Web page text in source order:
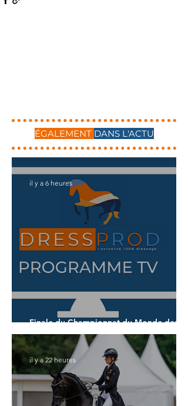
ÉGALEMENT DANS L'ACTU
Finale du Championnat du Monde des 6
ans
il y a 6 heures
il y a 22 heures